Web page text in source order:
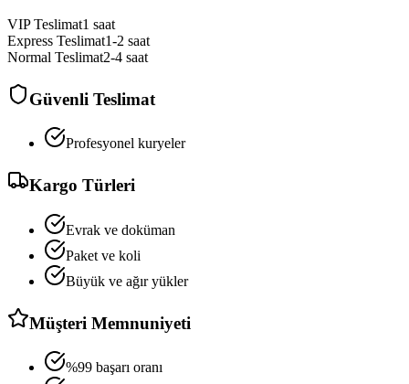
VIP Teslimat1 saat
Express Teslimat1-2 saat
Normal Teslimat2-4 saat
Güvenli Teslimat
Profesyonel kuryeler
Kargo Türleri
Evrak ve doküman
Paket ve koli
Büyük ve ağır yükler
Müşteri Memnuniyeti
%99 başarı oranı